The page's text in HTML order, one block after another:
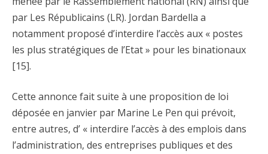
par Les Républicains (LR). Jordan Bardella a
notamment proposé d’interdire l’accès aux « postes
les plus stratégiques de l’Etat » pour les binationaux
[15].
Cette annonce fait suite à une proposition de loi
déposée en janvier par Marine Le Pen qui prévoit,
entre autres, d’ « interdire l’accès à des emplois dans
l’administration, des entreprises publiques et des